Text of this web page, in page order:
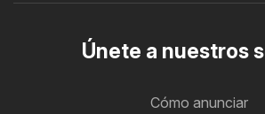
Únete a nuestros
Cómo anunciar